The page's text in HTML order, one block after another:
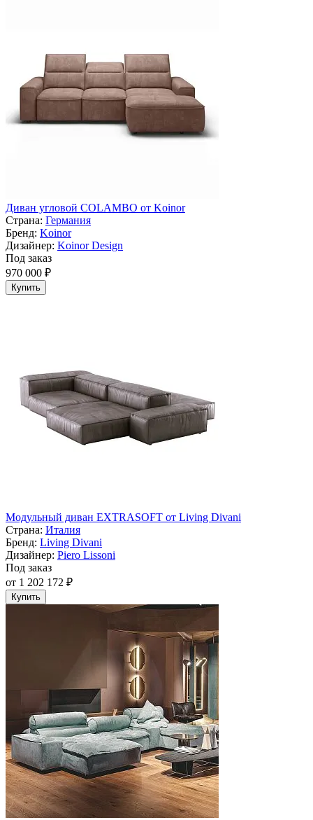
Диван угловой COLAMBO от Koinor
Страна: Германия
Бренд: Koinor
Дизайнер: Koinor Design
Под заказ
970 000 ₽
Купить
Модульный диван EXTRASOFT от Living Divani
Страна: Италия
Бренд: Living Divani
Дизайнер: Piero Lissoni
Под заказ
от 1 202 172 ₽
Купить